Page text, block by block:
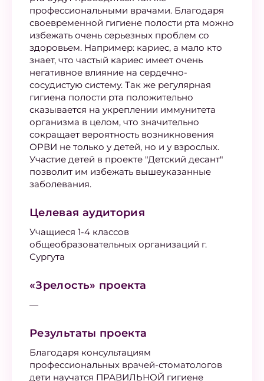
профессиональными врачами. Благодаря
своевременной гигиене полости рта можно
избежать очень серьезных проблем со
здоровьем. Например: кариес, а мало кто
знает, что частый кариес имеет очень
негативное влияние на сердечно-
сосудистую систему. Так же регулярная
гигиена полости рта положительно
сказывается на укреплении иммунитета
организма в целом, что значительно
сокращает вероятность возникновения
ОРВИ не только у детей, но и у взрослых.
Участие детей в проекте "Детский десант"
позволит им избежать вышеуказанные
заболевания.
Целевая аудитория
Учащиеся 1-4 классов
общеобразовательных организаций г.
Сургута
«Зрелость» проекта
—
Результаты проекта
Благодаря консультациям
профессиональных врачей-стоматологов
дети научатся ПРАВИЛЬНОЙ гигиене